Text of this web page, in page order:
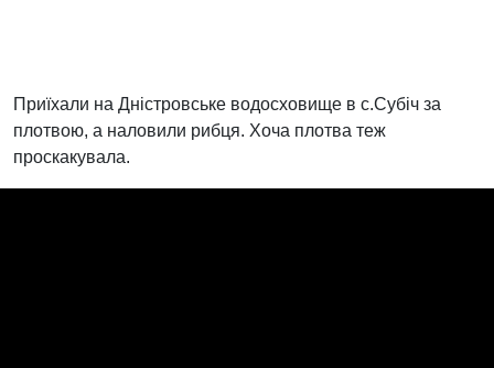
Приїхали на Дністровське водосховище в с.Субіч за
плотвою, а наловили рибця. Хоча плотва теж
проскакувала.